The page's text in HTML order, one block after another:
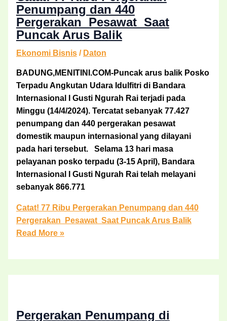
Penumpang dan 440
Pergerakan Pesawat Saat
Puncak Arus Balik
Ekonomi Bisnis/ Daton
BADUNG,MENITINI.COM-Puncak arus balik Posko
Terpadu Angkutan Udara Idulfitri di Bandara
Internasional I Gusti Ngurah Rai terjadi pada
Minggu (14/4/2024). Tercatat sebanyak 77.427
penumpang dan 440 pergerakan pesawat
domestik maupun internasional yang dilayani
pada hari tersebut. Selama 13 hari masa
pelayanan posko terpadu (3-15 April), Bandara
Internasional I Gusti Ngurah Rai telah melayani
sebanyak 866.771
Catat! 77 Ribu Pergerakan Penumpang dan 440
Pergerakan Pesawat Saat Puncak Arus Balik
Read More »
Pergerakan Penumpang di